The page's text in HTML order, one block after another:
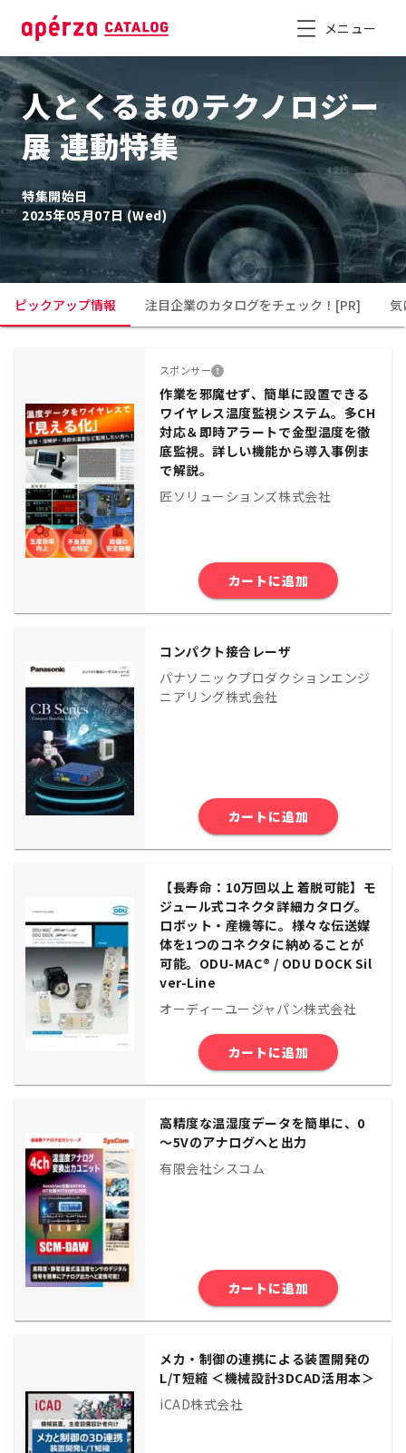
メニュー
人とくるまのテクノロジー
展 連動特集
特集開始日
2025年05月07日 (Wed)
ピックアップ情報 注目企業のカタログをチェック！[PR] 気
スポンサー
作業を邪魔せず、簡単に設置できる
ワイヤレス温度監視システム。多CH
対応＆即時アラートで金型温度を徹
底監視。詳しい機能から導入事例ま
で解説。
匠ソリューションズ株式会社
カートに追加
コンパクト接合レーザ
パナソニックプロダクションエンジ
ニアリング株式会社
カートに追加
【長寿命：10万回以上 着脱可能】モ
ジュール式コネクタ詳細カタログ。
ロボット・産機等に。様々な伝送媒
体を1つのコネクタに納めることが
可能。ODU-MAC® / ODU DOCK Sil
ver-Line
オーディーユージャパン株式会社
カートに追加
高精度な温湿度データを簡単に、0
～5Vのアナログへと出力
有限会社シスコム
カートに追加
メカ・制御の連携による装置開発の
L/T短縮 ＜機械設計3DCAD活用本＞
iCAD株式会社